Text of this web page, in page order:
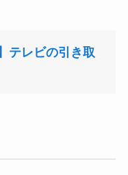
テレビの引き取